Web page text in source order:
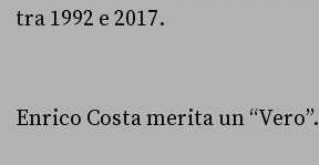
tra 1992 e 2017.
Enrico Costa merita un “Vero”.